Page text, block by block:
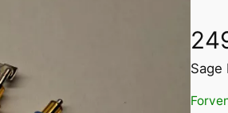
Sage